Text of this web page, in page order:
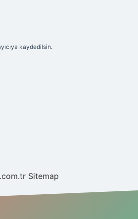
kaydedilsin.
Sitemap